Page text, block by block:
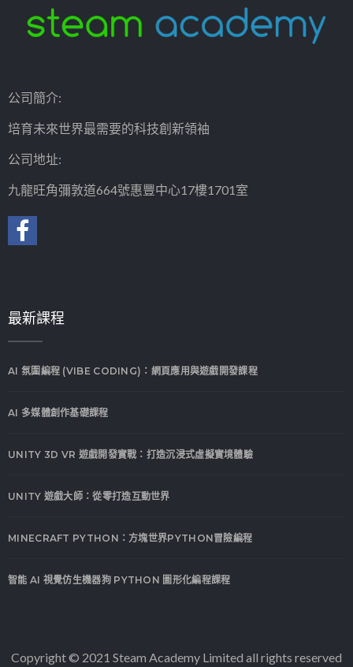
公司簡介:
培育未來世界最需要的科技創新領袖
公司地址:
九龍旺角彌敦道664號惠豐中心17樓1701室
最新課程
AI 氛圍編程 (VIBE CODING)：網頁應用與遊戲開發課程
AI 多媒體創作基礎課程
UNITY 3D VR 遊戲開發實戰：打造沉浸式虛擬實境體驗
UNITY 遊戲大師：從零打造互動世界
MINECRAFT PYTHON：方塊世界PYTHON冒險編程
智能 AI 視覺仿生機器狗 PYTHON 圖形化編程課程
Copyright © 2021 Steam Academy Limited all rights reserved